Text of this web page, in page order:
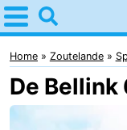
Home
Zoutelande
Tips
Home Zoutelande
De